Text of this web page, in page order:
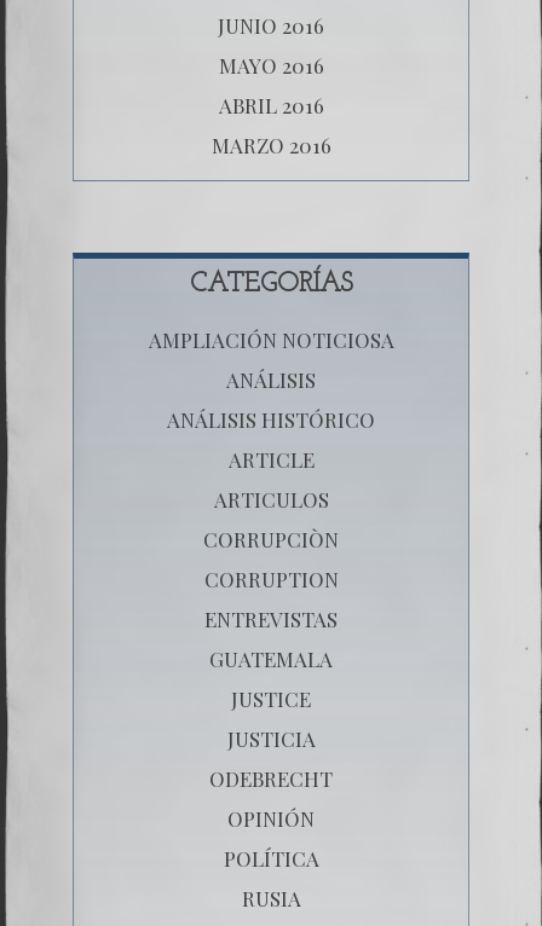
JUNIO 2016
MAYO 2016
ABRIL 2016
MARZO 2016
CATEGORÍAS
AMPLIACIÓN NOTICIOSA
ANÁLISIS
ANÁLISIS HISTÓRICO
ARTICLE
ARTICULOS
CORRUPCIÒN
CORRUPTION
ENTREVISTAS
GUATEMALA
JUSTICE
JUSTICIA
ODEBRECHT
OPINIÓN
POLÍTICA
RUSIA